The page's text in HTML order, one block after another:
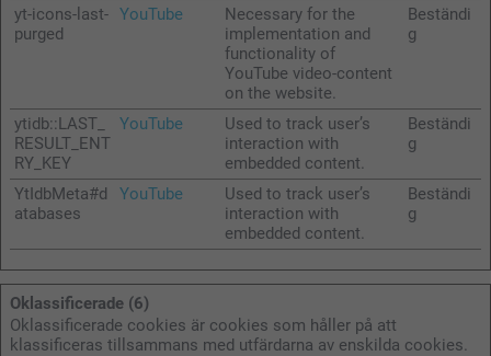
yt-icons-last-
purged
YouTube
Necessary for the
implementation and
functionality of
YouTube video-content
on the website.
Beständi
g
ytidb::LAST_
RESULT_ENT
RY_KEY
YouTube
Used to track user’s
interaction with
embedded content.
Beständi
g
YtIdbMeta#d
atabases
YouTube
Used to track user’s
interaction with
embedded content.
Beständi
g
Oklassificerade (6)
Oklassificerade cookies är cookies som håller på att
klassificeras tillsammans med utfärdarna av enskilda cookies.